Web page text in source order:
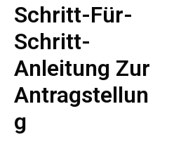
Schritt-Für-
Schritt-
Anleitung Zur
Antragstellun
G